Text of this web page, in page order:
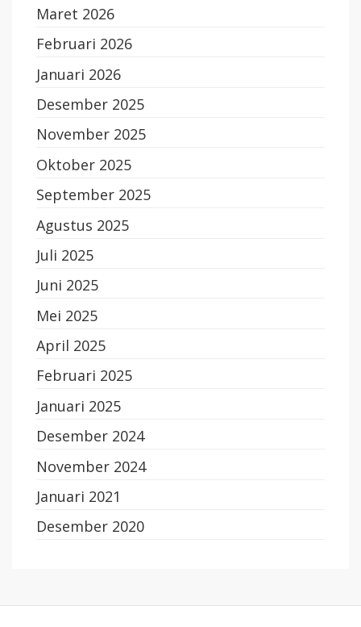
Maret 2026
Februari 2026
Januari 2026
Desember 2025
November 2025
Oktober 2025
September 2025
Agustus 2025
Juli 2025
Juni 2025
Mei 2025
April 2025
Februari 2025
Januari 2025
Desember 2024
November 2024
Januari 2021
Desember 2020